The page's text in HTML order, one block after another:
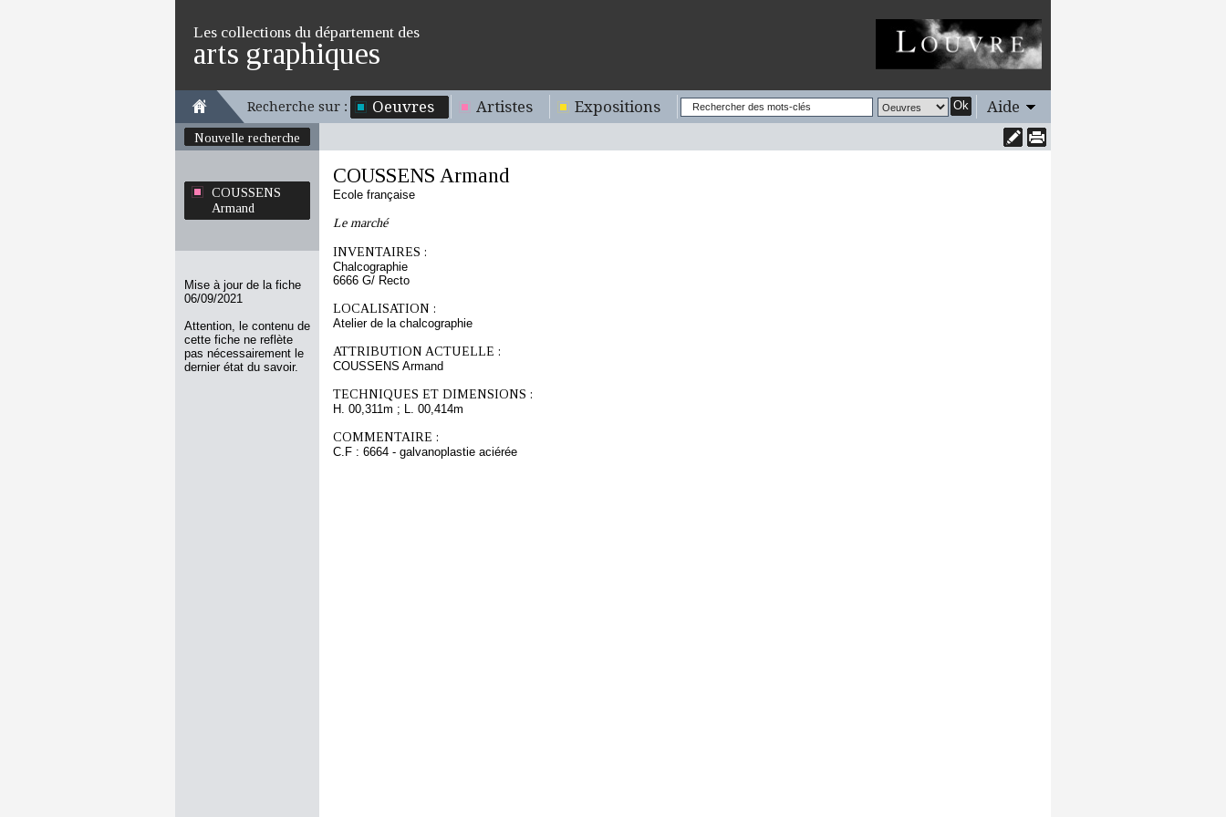
Les collections du département des
arts graphiques
Recherche sur : Oeuvres Artistes Expositions Ok Aide
Nouvelle recherche
COUSSENS
Armand
Mise à jour de la fiche
06/09/2021
Attention, le contenu de
cette fiche ne reflète
pas nécessairement le
dernier état du savoir.
COUSSENS Armand
Ecole française
Le marché
INVENTAIRES :
Chalcographie
6666 G/ Recto
LOCALISATION :
Atelier de la chalcographie
ATTRIBUTION ACTUELLE :
COUSSENS Armand
TECHNIQUES ET DIMENSIONS :
H. 00,311m ; L. 00,414m
COMMENTAIRE :
C.F : 6664 - galvanoplastie aciérée